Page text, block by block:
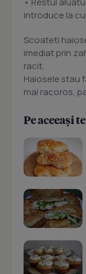
introduce la
Scoateti
imediat prin
racit.
Haiosele stau
mai racoros,
Pe aceeași